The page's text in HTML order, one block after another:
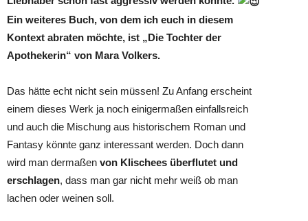
Ein weiteres Buch, von dem ich euch in diesem
Kontext abraten möchte, ist „Die Tochter der
Apothekerin“ von Mara Volkers.
Das hätte echt nicht sein müssen! Zu Anfang erscheint
einem dieses Werk ja noch einigermaßen einfallsreich
und auch die Mischung aus historischem Roman und
Fantasy könnte ganz interessant werden. Doch dann
wird man dermaßen von Klischees überflutet und
erschlagen, dass man gar nicht mehr weiß ob man
lachen oder weinen soll.